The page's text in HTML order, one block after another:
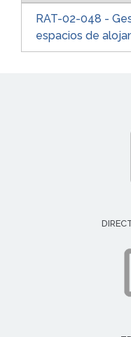
RAT-02-048 -
espacios de